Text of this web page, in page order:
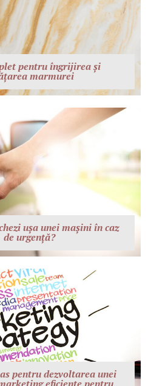
pentru îngrijirea și
marmurei
ușa unei mașini în caz
de urgență?
pentru dezvoltarea unei